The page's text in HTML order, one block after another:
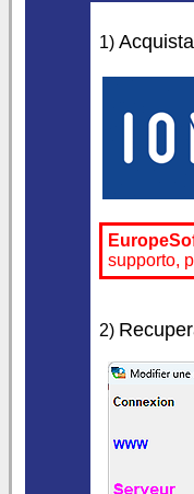
1)
supporto,
2)